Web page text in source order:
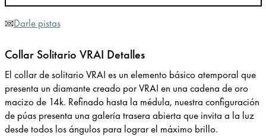
Darle pistas
Collar Solitario VRAI Detalles
El collar de solitario VRAI es un elemento básico atemporal que
presenta un diamante creado por VRAI en una cadena de oro
macizo de 14k. Refinado hasta la médula, nuestra configuración
de púas presenta una galería trasera abierta que invita a la luz
desde todos los ángulos para lograr el máximo brillo.